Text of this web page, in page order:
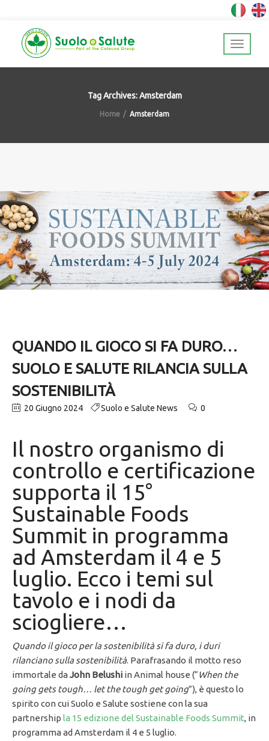
Tag Archives: Amsterdam
Home Amsterdam
QUANDO IL GIOCO SI FA DURO…
SUOLO E SALUTE RILANCIA SULLA
SOSTENIBILITÀ
20 Giugno 2024 Suolo e Salute News 0
Il nostro organismo di
controllo e certificazione
supporta il 15°
Sustainable Foods
Summit in programma
ad Amsterdam il 4 e 5
luglio. Ecco i temi sul
tavolo e i nodi da
sciogliere…
Quando il gioco per la sostenibilità si fa duro, i duri
rilanciano sulla sostenibilità. Parafrasando il motto reso
immortale daJohn Belushi in Animal house (“When the
going gets tough… let the tough get going”), è questo lo
spirito con cui Suolo e Salute sostiene con la sua
partnership la 15 edizione del Sustainable Foods Summit, in
programma ad Amsterdam il 4 e 5 luglio.